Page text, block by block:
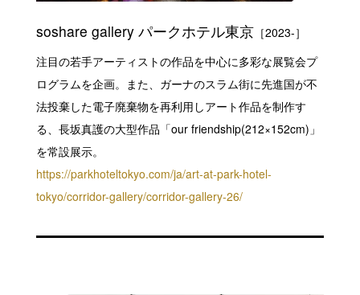
soshare gallery パークホテル東京［2023-］
注目の若手アーティストの作品を中心に多彩な展覧会プ
ログラムを企画。また、ガーナのスラム街に先進国が不
法投棄した電子廃棄物を再利用しアート作品を制作す
る、長坂真護の大型作品「our friendship(212×152cm)」
を常設展示。
https://parkhoteltokyo.com/ja/art-at-park-hotel-
tokyo/corridor-gallery/corridor-gallery-26/